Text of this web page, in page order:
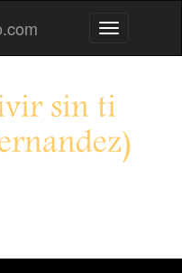
Toggle
sin ti